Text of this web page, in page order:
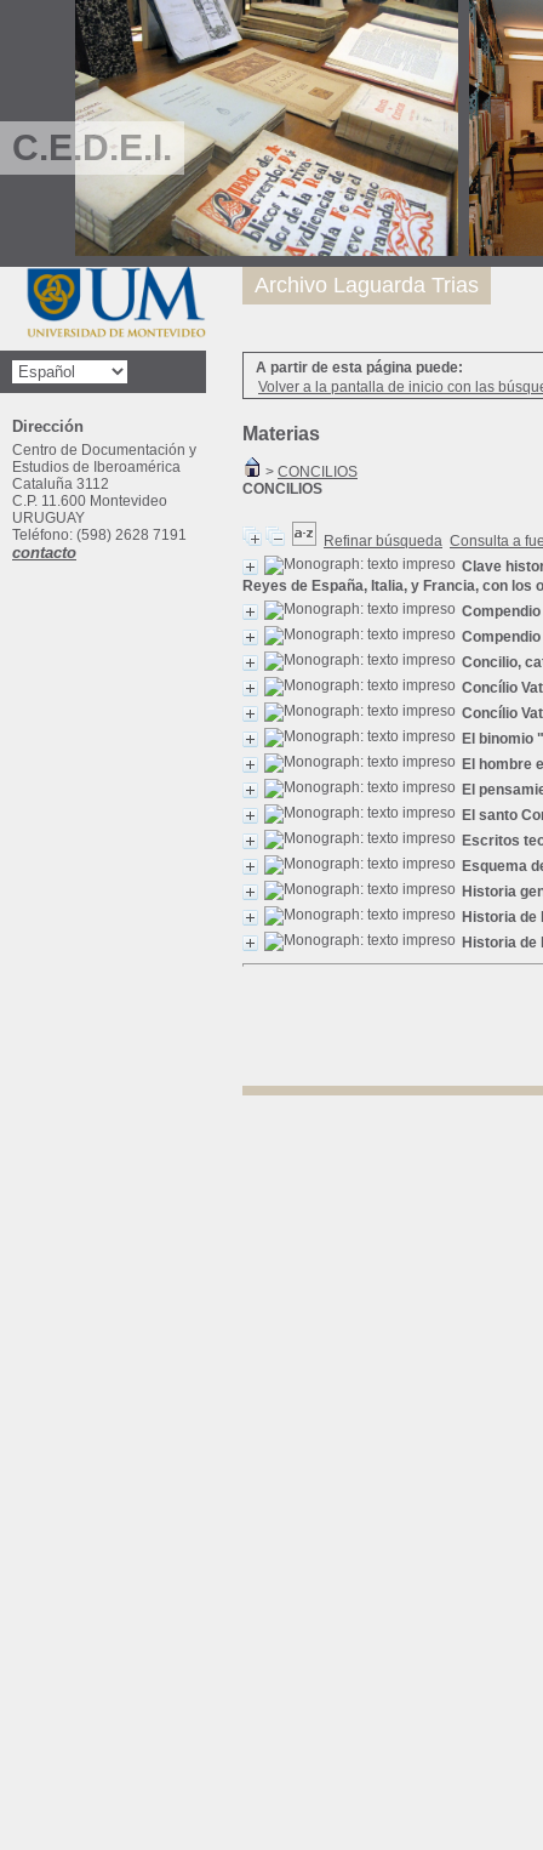
C.E.D.E.I.
A partir de esta página puede:
Volver a la pantalla de inicio con las
Materias
> CONCILIOS
CONCILIOS
Refinar búsqueda Consulta a
Clave
Reyes de España, Italia, y Francia, con los
Concilio,
Concílio
Concílio
El binomio
El hombre
El
El santo
Escritos
Esquema
Historia
Historia de
Historia de
Archivo Laguarda Trias
Dirección
Centro de Documentación y
Estudios de Iberoamérica
Cataluña 3112
C.P. 11.600 Montevideo
URUGUAY
Teléfono: (598) 2628 7191
contacto